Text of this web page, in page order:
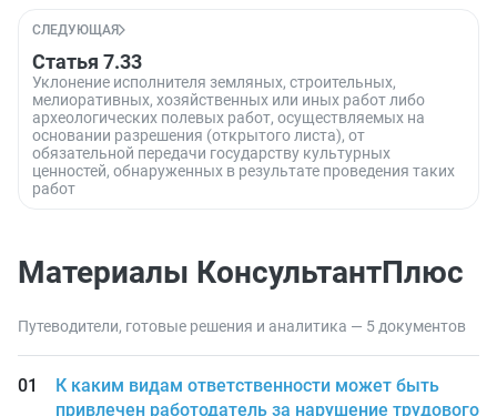
СЛЕДУЮЩАЯ
Статья 7.33
Уклонение исполнителя земляных, строительных,
мелиоративных, хозяйственных или иных работ либо
археологических полевых работ, осуществляемых на
основании разрешения (открытого листа), от
обязательной передачи государству культурных
ценностей, обнаруженных в результате проведения таких
работ
Материалы КонсультантПлюс
Путеводители, готовые решения и аналитика — 5 документов
К каким видам ответственности может быть
привлечен работодатель за нарушение трудового